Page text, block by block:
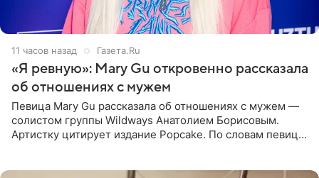
11 часов назад Газета.Ru
«Я ревную»: Mary Gu откровенно рассказала
об отношениях с мужем
Певица Mary Gu рассказала об отношениях с мужем —
солистом группы Wildways Анатолием Борисовым.
Артистку цитирует издание Popcake. По словам певицы,